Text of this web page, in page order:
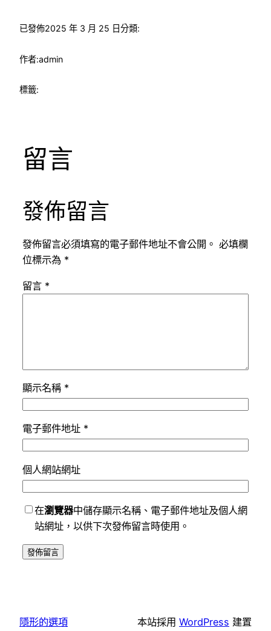
已發佈2025 年 3 月 25 日分類:
作者:admin
標籤:
留言
發佈留言
發佈留言必須填寫的電子郵件地址不會公開。 必填欄
位標示為 *
留言 *
顯示名稱 *
電子郵件地址 *
個人網站網址
在瀏覽器中儲存顯示名稱、電子郵件地址及個人網
站網址，以供下次發佈留言時使用。
隱形的選項 本站採用 WordPress 建置